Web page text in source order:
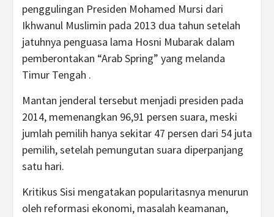
penggulingan Presiden Mohamed Mursi dari
Ikhwanul Muslimin pada 2013 dua tahun setelah
jatuhnya penguasa lama Hosni Mubarak dalam
pemberontakan “Arab Spring” yang melanda
Timur Tengah .
Mantan jenderal tersebut menjadi presiden pada
2014, memenangkan 96,91 persen suara, meski
jumlah pemilih hanya sekitar 47 persen dari 54 juta
pemilih, setelah pemungutan suara diperpanjang
satu hari.
Kritikus Sisi mengatakan popularitasnya menurun
oleh reformasi ekonomi, masalah keamanan,